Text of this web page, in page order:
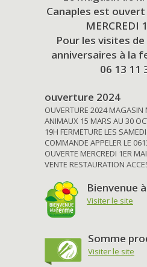
Canaples est
MERCREDI
Pour les visites
anniversaires à la
06 13 11
ouverture 2024
OUVERTURE 2024 MAGASIN
ANIMAUX 15 MARS AU 30
19H FERMETURE LES
COMMANDE APPELER LE
OUVERTE MERCREDI 1ER
VENTE RESTAURATION
Bienvenue
Visiter le site
Somme
Visiter le site